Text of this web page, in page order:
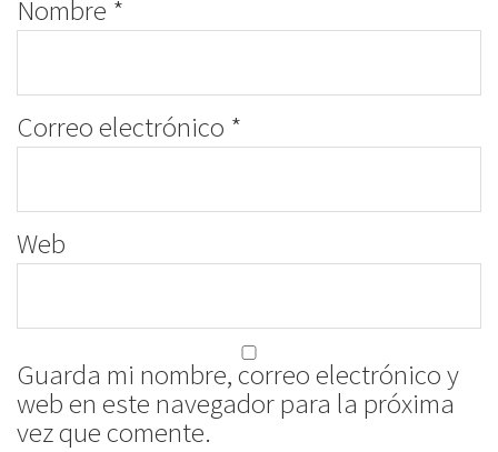
Nombre *
Correo electrónico *
Web
Guarda mi nombre, correo electrónico y
web en este navegador para la próxima
vez que comente.